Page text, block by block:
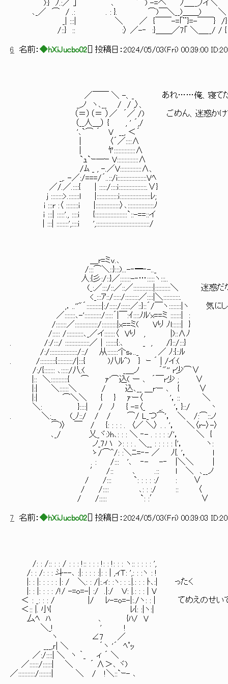
):} ﾉ.:／ 」 ､ ⌒) -=へ ﾉ＿__,ﾉイ＼
､_／ ⌒ / .: . : }. ⌒)￣＼__)＿＿) ＼
_| :::| ＼ ／ {￣￣-=｢¨}=-￣￣} /}
/::} :: :〉 ／-‐ :}＿＿／7｢ ＼＿__/ / {
6 名前： ◆hXiJucbo02 ] 投稿日： 2024/05/03(Fri) 00:39:00
／￣￣ ＼ -、_ あれ……俺、寝てた
_,ノ ヽ､__ / / ,〉、
（＝）（＝ ）／ ´／ /) ごめん、迷惑かけ
（__人＿） { , ' ´,/
'､`⌒ ´ V __, ＜´
| 〈´／::::Λ
| ﾔ::::::::::::::Λ
`ｭ`ｰ─ｰ V::::::::::::::Λ
/ﾑ _ , -.／V::::::::::::::Λ、
_,. -／:/===/´..::/i:::::::::::::::::::Vﾍ
／/.／.::::{ | :::::/::::ｉ::::::::::::::::::.∨}
j ::::::::>.:::::::l |::::::::::::::ｉ::::::::::::::::::::ﾚ;
i :::r :〈 ::::::::i |::::::::::::::::〉､:::::::::::::::::ﾉ
ｉ :::| :::::'., ::::i {:::::::::::::::::::::`::-==::イ
| :::| ::::::::',::::i ',:::::::::::::::::::::::::::::::::::/
＿r=ミv.､
/:::⌒＼::}:::)...-‐━‐-.._
人:{彡:/::}／:::::::-‐…:::::ヽ:::..
(_:／:::/::／::／:::::::::::::|::::::::::＼ 迷惑だなんて
<_:::ｱ::/:::::/:::::::::／::::|＼:::::::::::.
,．..''"´::::::::::|:/:::::/::::::／::}::´/￣ヽ::::::::|ヽ 気にしな
／:::::::､-':::::::::::/:::::´|￣:ｲ::::ﾉﾙ'x==ミ :::::::| :
/:::::::／:::::::::::::::/::::::::::|x==ミ( Vり ﾉl::::::| }
/::::: /:::::::::::､_／イ:::::::〈 Vり , |)::∧ﾉ
. /:/:::/ ::::::::::::::::／│:::::::{:､ _ , /}::/:::}
/:/::::::::::::::::::/::/ 从:::::::个s｡.._ ／ ﾉ:{::ﾙ
. /::::::::::{::::::::::/|:::{ )八ﾙ^) } ｰ ´ | /イ:(
/:/{::::::: ､:::::/八:( _＿ノ ´"'' r少⌒∨
|:: ＼:::::::::::{ ⌒ ｧ'⌒込( ー ､ ´￣r少 ; ∨
|:| ＼::::::＼ / 込､__ ＿rー ､ { ∨
|:| ⌒＼＼ { } ｧー〈 '，:: ＼
＼: }::::| / ﾉ { -=〈_ _. '，}::/ 丶
. ＼:__ (_ﾉ::/ / / ⌒/ L_つ⌒'， ＼ /:⌒::ノ
⌒)〉 ￣ / {: : : : . 〈／ ＼〉 . . '， ＼〈r-〉-〉
､_/ 乂_ヾ:)h､: : : ＼ ‐- . : : : :/'， ＼ {
ノ_7ハ >: : : . ＼__ : : : : : {'， ヽ:
ゝ/⌒^/: :＼ﾆ=‐- ／ ﾉ{. '， l
. : /::: '､ ‐- -‐ |＼＼ |
′ /:: ､ .:: ｌ ＼ ､__ノ
/ /::: `: : : : :/ : ∨
/ /:::: ､: : :/ :: 〈
/ /::::: `: :′ ∨
7 名前： ◆hXiJucbo02 ] 投稿日： 2024/05/03(Fri) 00:39:03
/: : /:: : : / : : : !:: : : : !: : !: : : ヽ:: : : : : ',
/: : /: : : 斗--､ :|: : : : :|: : | ,ィＴ: ',: : :ヽ : !
|: : |: : : : : |: / ＼: : /|:.ィ: :ヽ: : :.|.: : : ﾄ､:| ったく
|: : |: : : : /!/ -=o=-| :/ .|:/ Ｖ: |.: : : | V
＜ : _: : : / |/ ﾚ-=o=-|:./ヽ: : | てめえのせいで、と
＜:: |. 小{ ﾚ{: :|ヽ:|
厶ﾍ ﾊ ､ {ﾊ/ V
＼_! ' !
ヽ ∠7 ／
___,ｒ| ＼ ´ヽ '´ ﾍﾟｯ
／:/::::| ＼ ヽ ｀_ ィ ´ ＼
／::::::/::::::| ＼ ´ ∧＞､ ヾ)
／:::::::::::/::::::::| ＼ / !＼::`ｰ- ､